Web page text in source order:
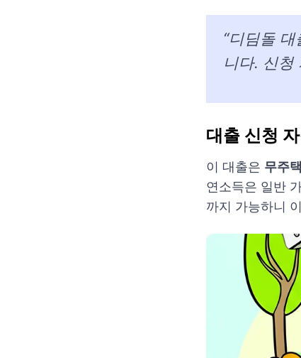
“디딤돌
니다. 신청
대출 신청
이 대출은 무주
연소득은 일반
까지 가능하니